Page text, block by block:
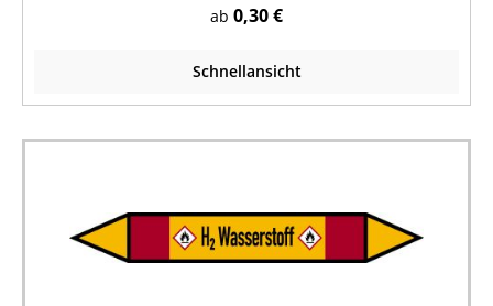
ab 0,30 €
Schnellansicht